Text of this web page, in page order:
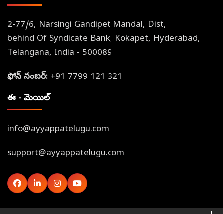
రాజు గురుస్వామి గురుస్వామి
2-77/6, Narsingi Gandipet Mandal, Dist,
behind Of Syndicate Bank, Kokapet, Hyderabad,
Telangana, India - 500089
ఫోన్ నంబర్: +91 7799 121 321
ఈ - మెయిల్
info@ayyappatelugu.com
support@ayyappatelugu.com